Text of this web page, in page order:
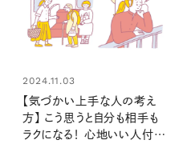
2024.11.03
【気づかい上手な人の考え
方】 こう思うと自分も相手も
ラクになる！ 心地いい人付き